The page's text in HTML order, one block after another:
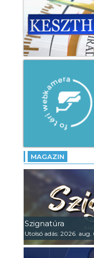
MAGAZIN
Szignatúra
Utolsó adás: 2026.